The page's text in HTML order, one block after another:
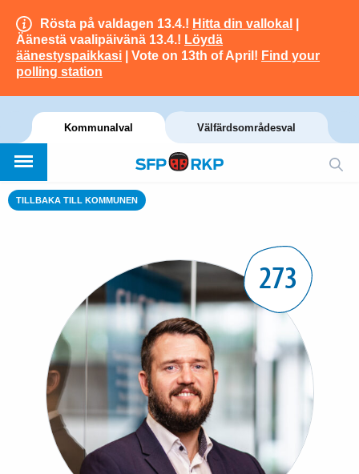
Rösta på valdagen 13.4.! Hitta din vallokal
Äänestä vaalipäivänä 13.4.! Löydä
äänestyspaikkasi | Vote on 13th of April! Find your
polling station
Kommunalval Välfärdsområdesval
TILLBAKA TILL KOMMUNEN
273